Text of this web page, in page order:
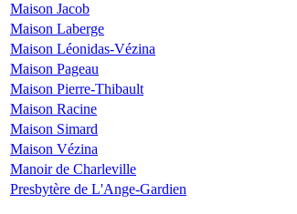
Maison Jacob
Maison Laberge
Maison Léonidas-Vézina
Maison Pageau
Maison Pierre-Thibault
Maison Racine
Maison Simard
Maison Vézina
Manoir de Charleville
Presbytère de L'Ange-Gardien